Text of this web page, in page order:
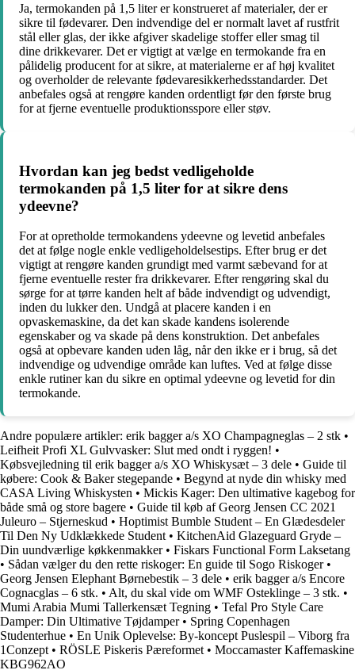
Ja, termokanden på 1,5 liter er konstrueret af materialer, der er
sikre til fødevarer. Den indvendige del er normalt lavet af rustfrit
stål eller glas, der ikke afgiver skadelige stoffer eller smag til
dine drikkevarer. Det er vigtigt at vælge en termokande fra en
pålidelig producent for at sikre, at materialerne er af høj kvalitet
og overholder de relevante fødevaresikkerhedsstandarder. Det
anbefales også at rengøre kanden ordentligt før den første brug
for at fjerne eventuelle produktionsspore eller støv.
Hvordan kan jeg bedst vedligeholde
termokanden på 1,5 liter for at sikre dens
ydeevne?
For at opretholde termokandens ydeevne og levetid anbefales
det at følge nogle enkle vedligeholdelsestips. Efter brug er det
vigtigt at rengøre kanden grundigt med varmt sæbevand for at
fjerne eventuelle rester fra drikkevarer. Efter rengøring skal du
sørge for at tørre kanden helt af både indvendigt og udvendigt,
inden du lukker den. Undgå at placere kanden i en
opvaskemaskine, da det kan skade kandens isolerende
egenskaber og va skade på dens konstruktion. Det anbefales
også at opbevare kanden uden låg, når den ikke er i brug, så det
indvendige og udvendige område kan luftes. Ved at følge disse
enkle rutiner kan du sikre en optimal ydeevne og levetid for din
termokande.
Andre populære artikler: erik bagger a/s XO Champagneglas – 2 stk •
Leifheit Profi XL Gulvvasker: Slut med ondt i ryggen! •
Købsvejledning til erik bagger a/s XO Whiskysæt – 3 dele • Guide til
købere: Cook & Baker stegepande • Begynd at nyde din whisky med
CASA Living Whiskysten • Mickis Kager: Den ultimative kagebog for
både små og store bagere • Guide til køb af Georg Jensen CC 2021
Juleuro – Stjerneskud • Hoptimist Bumble Student – En Glædesdeler
Til Den Ny Udklækkede Student • KitchenAid Glazeguard Gryde –
Din uundværlige køkkenmakker• Fiskars Functional Form Laksetang
• Sådan vælger du den rette riskoger: En guide til Sogo Riskoger•
Georg Jensen Elephant Børnebestik – 3 dele • erik bagger a/s Encore
Cognacglas – 6 stk. • Alt, du skal vide om WMF Osteklinge – 3 stk. •
Mumi Arabia Mumi Tallerkensæt Tegning • Tefal Pro Style Care
Damper: Din Ultimative Tøjdamper• Spring Copenhagen
Studenterhue • En Unik Oplevelse: By-koncept Puslespil – Viborg fra
1Conzept • RÖSLE Piskeris Pæreformet • Moccamaster Kaffemaskine
KBG962AO